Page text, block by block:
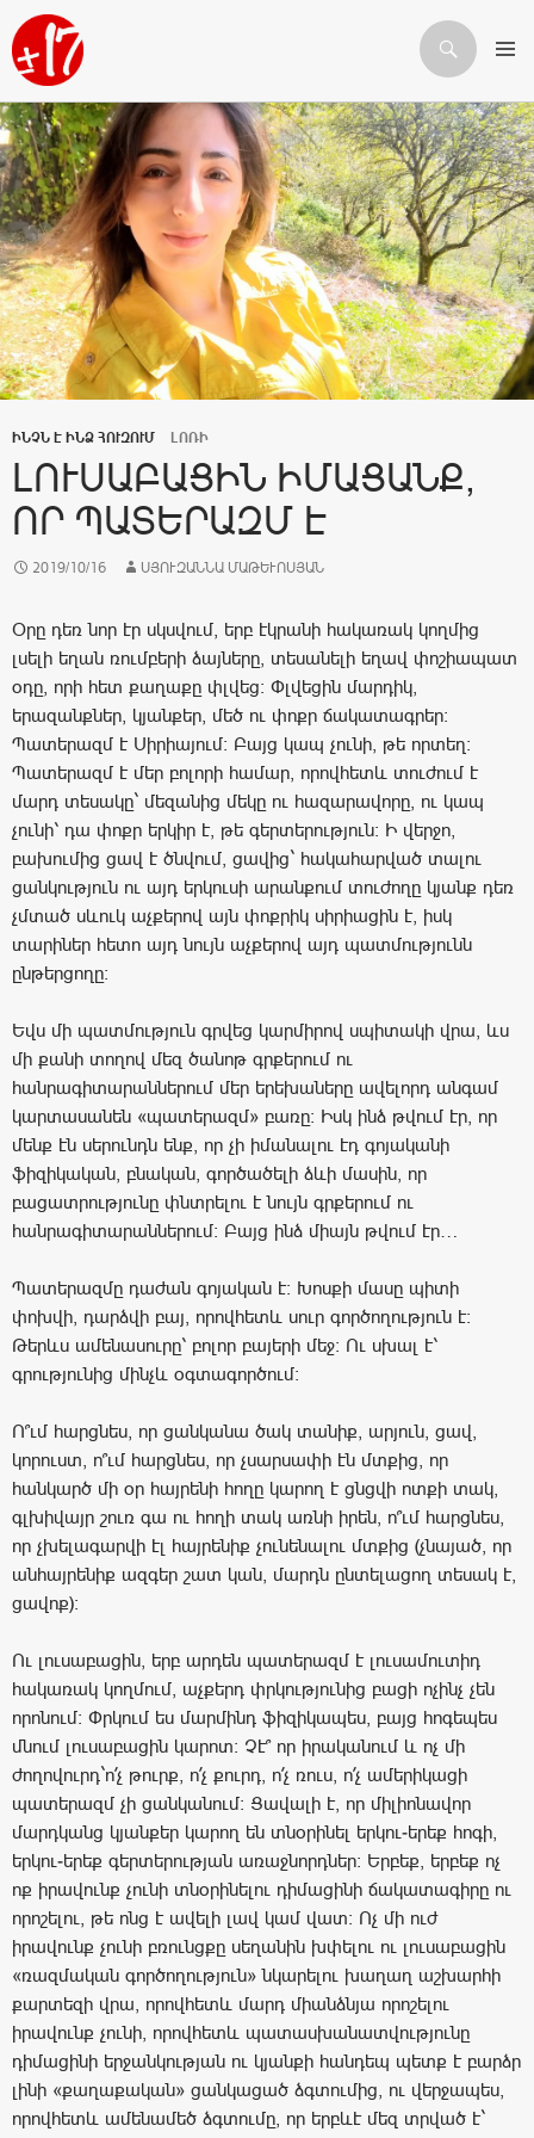
Որոնում
ԱՆՑՆԵԼ ԲՈՎԱՆԴԱԿՈՒԹՅԱՆԸ
ԻՆՉՆ Է ԻՆՁ ՀՈՒԶՈՒՄ ԼՈՌԻ
ԼՈՒՍԱԲԱՑԻՆ ԻՄԱՑԱՆՔ,
ՈՐ ՊԱՏԵՐԱԶՄ Է
2019/10/16 ՍՅՈՒԶԱՆՆԱ ՄԱԹԵՒՈՍՅԱՆ
Օրը դեռ նոր էր սկսվում, երբ էկրանի հակառակ կողմից
լսելի եղան ռումբերի ձայները, տեսանելի եղավ փոշիապատ
օդը, որի հետ քաղաքը փլվեց: Փլվեցին մարդիկ,
երազանքներ, կյանքեր, մեծ ու փոքր ճակատագրեր:
Պատերազմ է Սիրիայում: Բայց կապ չունի, թե որտեղ:
Պատերազմ է մեր բոլորի համար, որովհետև տուժում է
մարդ տեսակը` մեզանից մեկը ու հազարավորը, ու կապ
չունի՝ դա փոքր երկիր է, թե գերտերություն: Ի վերջո,
բախումից ցավ է ծնվում, ցավից` հակահարված տալու
ցանկություն ու այդ երկուսի արանքում տուժողը կյանք դեռ
չմտած սևուկ աչքերով այն փոքրիկ սիրիացին է, իսկ
տարիներ հետո այդ նույն աչքերով այդ պատմությունն
ընթերցողը:
Եվս մի պատմություն գրվեց կարմիրով սպիտակի վրա, ևս
մի քանի տողով մեզ ծանոթ գրքերում ու
հանրագիտարաններում մեր երեխաները ավելորդ անգամ
կարտասանեն «պատերազմ» բառը: Իսկ ինձ թվում էր, որ
մենք էն սերունդն ենք, որ չի իմանալու էդ գոյականի
ֆիզիկական, բնական, գործածելի ձևի մասին, որ
բացատրությունը փնտրելու է նույն գրքերում ու
հանրագիտարաններում: Բայց ինձ միայն թվում էր…
Պատերազմը դաժան գոյական է: Խոսքի մասը պիտի
փոխվի, դարձվի բայ, որովհետև սուր գործողություն է:
Թերևս ամենասուրը՝ բոլոր բայերի մեջ: Ու սխալ է՝
գրությունից մինչև օգտագործում:
Ո՞ւմ հարցնես, որ ցանկանա ծակ տանիք, արյուն, ցավ,
կորուստ, ո՞ւմ հարցնես, որ չսարսափի էն մտքից, որ
հանկարծ մի օր հայրենի հողը կարող է ցնցվի ոտքի տակ,
գլխիվայր շուռ գա ու հողի տակ առնի իրեն, ո՞ւմ հարցնես,
որ չխելագարվի էլ հայրենիք չունենալու մտքից (չնայած, որ
անհայրենիք ազգեր շատ կան, մարդն ընտելացող տեսակ է,
ցավոք):
Ու լուսաբացին, երբ արդեն պատերազմ է լուսամուտիդ
հակառակ կողմում, աչքերդ փրկությունից բացի ոչինչ չեն
որոնում: Փրկում ես մարմինդ ֆիզիկապես, բայց հոգեպես
մնում լուսաբացին կարոտ: Չէ՞ որ իրականում և ոչ մի
ժողովուրդ`ո՛չ թուրք, ո՛չ քուրդ, ո՛չ ռուս, ո՛չ ամերիկացի
պատերազմ չի ցանկանում: Ցավալի է, որ միլիոնավոր
մարդկանց կյանքեր կարող են տնօրինել երկու-երեք հոգի,
երկու-երեք գերտերության առաջնորդներ: Երբեք, երբեք ոչ
ոք իրավունք չունի տնօրինելու դիմացինի ճակատագիրը ու
որոշելու, թե ոնց է ավելի լավ կամ վատ: Ոչ մի ուժ
իրավունք չունի բռունցքը սեղանին խփելու ու լուսաբացին
«ռազմական գործողություն» նկարելու խաղաղ աշխարհի
քարտեզի վրա, որովհետև մարդ միանձնյա որոշելու
իրավունք չունի, որովհետև պատասխանատվությունը
դիմացինի երջանկության ու կյանքի հանդեպ պետք է բարձր
լինի «քաղաքական» ցանկացած ձգտումից, ու վերջապես,
որովհետև ամենամեծ ձգտումը, որ երբևէ մեզ տրված է`